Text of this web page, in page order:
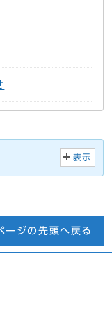
表示
ージの先頭へ戻る